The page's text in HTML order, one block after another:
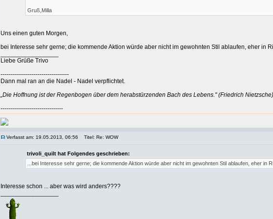
Gruß,Milla
Uns einen guten Morgen,
bei Interesse sehr gerne; die kommende Aktion würde aber nicht im gewohnten Stil ablaufen, eher in
Liebe Grüße Trivo
-----------------------------------
Dann mal ran an die Nadel - Nadel verpflichtet.
„Die Hoffnung ist der Regenbogen über dem herabstürzenden Bach des Lebens." (Friedrich Nietzsche)
--------------------------------
Verfasst am: 19.05.2013, 06:56 Titel: Re: WOW
trivoli_quilt hat Folgendes geschrieben:
...bei Interesse sehr gerne; die kommende Aktion würde aber nicht im gewohnten Stil ablaufen, eher in
Interesse schon ... aber was wird anders????